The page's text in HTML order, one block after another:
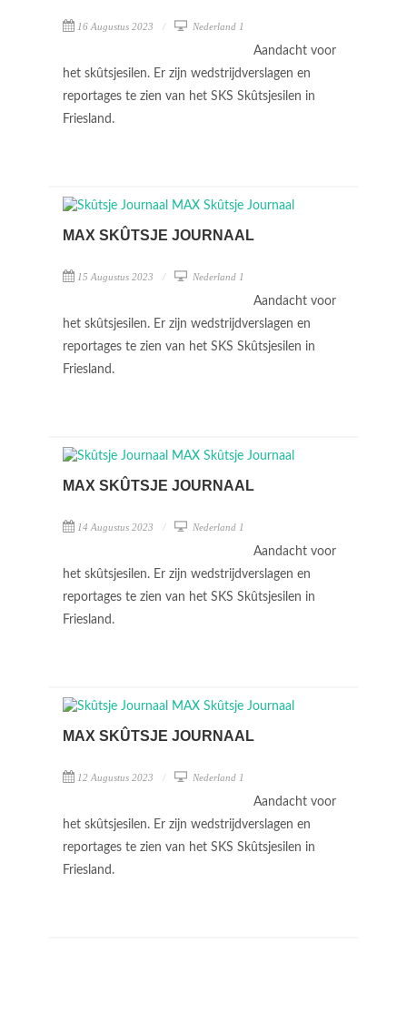
16 Augustus 2023 Nederland 1
Aandacht voor
het skûtsjesilen. Er zijn wedstrijdverslagen en
reportages te zien van het SKS Skûtsjesilen in
Friesland.
MAX SKÛTSJE JOURNAAL
15 Augustus 2023 Nederland 1
Aandacht voor
het skûtsjesilen. Er zijn wedstrijdverslagen en
reportages te zien van het SKS Skûtsjesilen in
Friesland.
MAX SKÛTSJE JOURNAAL
14 Augustus 2023 Nederland 1
Aandacht voor
het skûtsjesilen. Er zijn wedstrijdverslagen en
reportages te zien van het SKS Skûtsjesilen in
Friesland.
MAX SKÛTSJE JOURNAAL
12 Augustus 2023 Nederland 1
Aandacht voor
het skûtsjesilen. Er zijn wedstrijdverslagen en
reportages te zien van het SKS Skûtsjesilen in
Friesland.